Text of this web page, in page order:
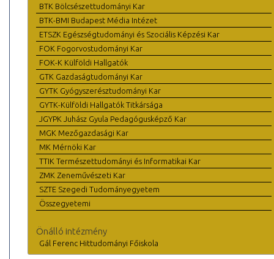
BTK Bölcsészettudományi Kar
BTK-BMI Budapest Média Intézet
ETSZK Egészségtudományi és Szociális Képzési Kar
FOK Fogorvostudományi Kar
FOK-K Külföldi Hallgatók
GTK Gazdaságtudományi Kar
GYTK Gyógyszerésztudományi Kar
GYTK-Külföldi Hallgatók Titkársága
JGYPK Juhász Gyula Pedagógusképző Kar
MGK Mezőgazdasági Kar
MK Mérnöki Kar
TTIK Természettudományi és Informatikai Kar
ZMK Zeneművészeti Kar
SZTE Szegedi Tudományegyetem
Összegyetemi
Önálló intézmény
Gál Ferenc Hittudományi Főiskola